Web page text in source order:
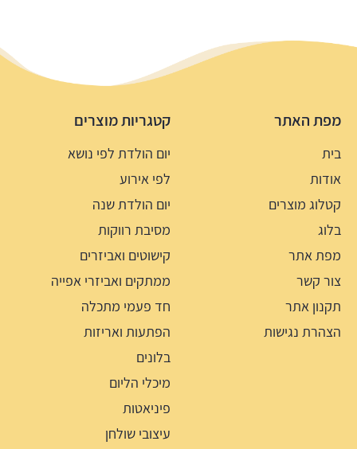
מפת האתר
בית
אודות
קטלוג מוצרים
בלוג
מפת אתר
צור קשר
תקנון אתר
הצהרת נגישות
קטגריות מוצרים
יום הולדת לפי נושא
לפי אירוע
יום הולדת שנה
מסיבת רווקות
קישוטים ואביזרים
ממתקים ואביזרי אפייה
חד פעמי מתכלה
הפתעות ואריזות
בלונים
מיכלי הליום
פיניאטות
עיצובי שולחן